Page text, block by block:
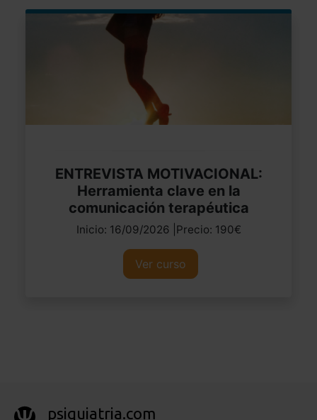
ENTREVISTA MOTIVACIONAL:
Herramienta clave en la
comunicación terapéutica
Inicio: 16/09/2026 |Precio: 190€
Ver curso
psiquiatria.com